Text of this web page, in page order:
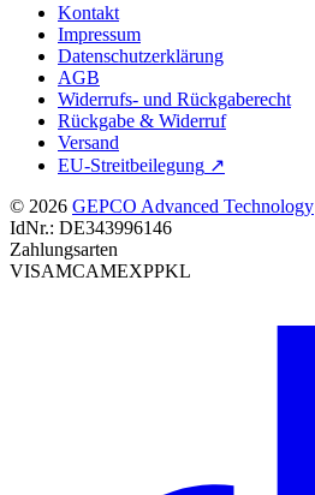
Kontakt
Impressum
Datenschutzerklärung
AGB
Widerrufs- und Rückgaberecht
Rückgabe & Widerruf
Versand
EU-Streitbeilegung ↗
© 2026 GEPCO Advanced Technology
IdNr.: DE343996146
Zahlungsarten
VISAMCAMEXPPKL